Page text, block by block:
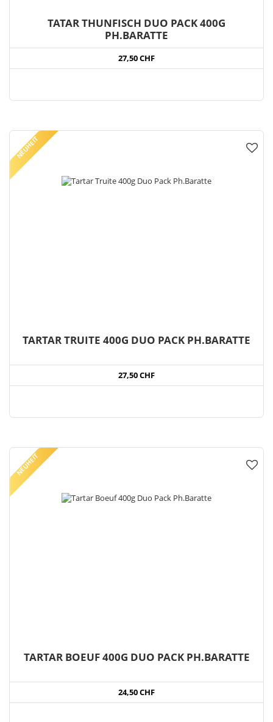
TATAR THUNFISCH DUO PACK 400G
PH.BARATTE
27,50 CHF
NEUHEIT
TARTAR TRUITE 400G DUO PACK PH.BARATTE
27,50 CHF
NEUHEIT
TARTAR BOEUF 400G DUO PACK PH.BARATTE
24,50 CHF